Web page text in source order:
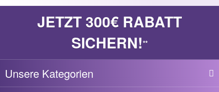
JETZT 300€ RABATT
SICHERN!**
Unsere Kategorien